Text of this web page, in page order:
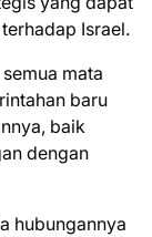
Israel.
mata
baru
baik
dengan
hubungannya